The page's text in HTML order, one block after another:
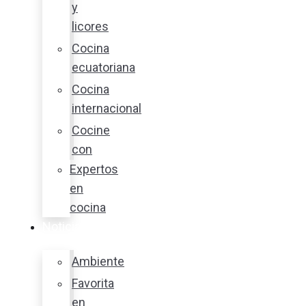
y
licores
Cocina
ecuatoriana
Cocina
internacional
Cocine
con
Expertos
en
cocina
Ambiente
Favorita
en